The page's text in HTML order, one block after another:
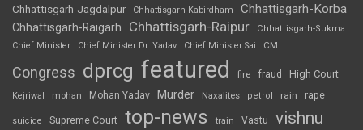
Chhattisgarh-Jagdalpur Chhattisgarh-Kabirdham Chhattisgarh-Korba
Chhattisgarh-Raigarh Chhattisgarh-Raipur
Chhattisgarh-Sukma
Chief Minister
Chief Minister Dr. Yadav Chief Minister Sai CM
Congress dprcg featured fire fraud High Court
Kejriwal mohan Mohan Yadav Murder Naxalites petrol rain rape
suicide Supreme Court top-news train Vastu vishnu